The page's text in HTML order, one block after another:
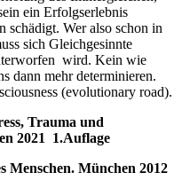
ein Erfolgserlebnis
schädigt. Wer also schon in
sich Gleichgesinnte
wird. Kein wie
dann mehr determinieren.
(evolutionary road).
Trauma und
2021 1.Auflage
Menschen. München 2012